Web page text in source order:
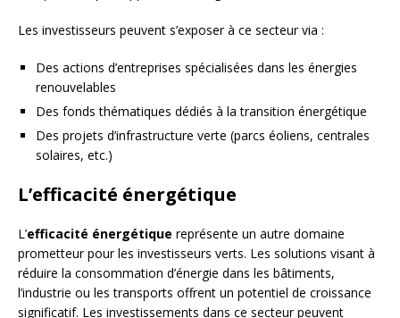
Les investisseurs peuvent s’exposer à ce secteur via :
Des actions d’entreprises spécialisées dans les énergies
renouvelables
Des fonds thématiques dédiés à la transition énergétique
Des projets d’infrastructure verte (parcs éoliens, centrales
solaires, etc.)
L’efficacité énergétique
L’efficacité énergétique représente un autre domaine
prometteur pour les investisseurs verts. Les solutions visant à
réduire la consommation d’énergie dans les bâtiments,
l’industrie ou les transports offrent un potentiel de croissance
significatif. Les investissements dans ce secteur peuvent